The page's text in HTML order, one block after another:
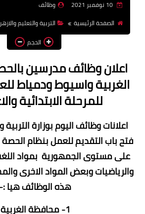
بالجامعات
اخبار
10 نوفمبر 2021
وظائف
الصفحة الرئيسية
التربية والتعليم
الحجم
اعلان وظائف مدرسين
الغربية واسيوط ودمياط
للمرحلة الابتدائية
اعلانات وظائف اليوم بوزارة
فتح باب التقديم للعمل بنظام
على مستوى الجمهورية بمواد
والرياضيات وبعض المواد الاخرى
هذه الوظائف هيا :-
1- محافظة الغربية